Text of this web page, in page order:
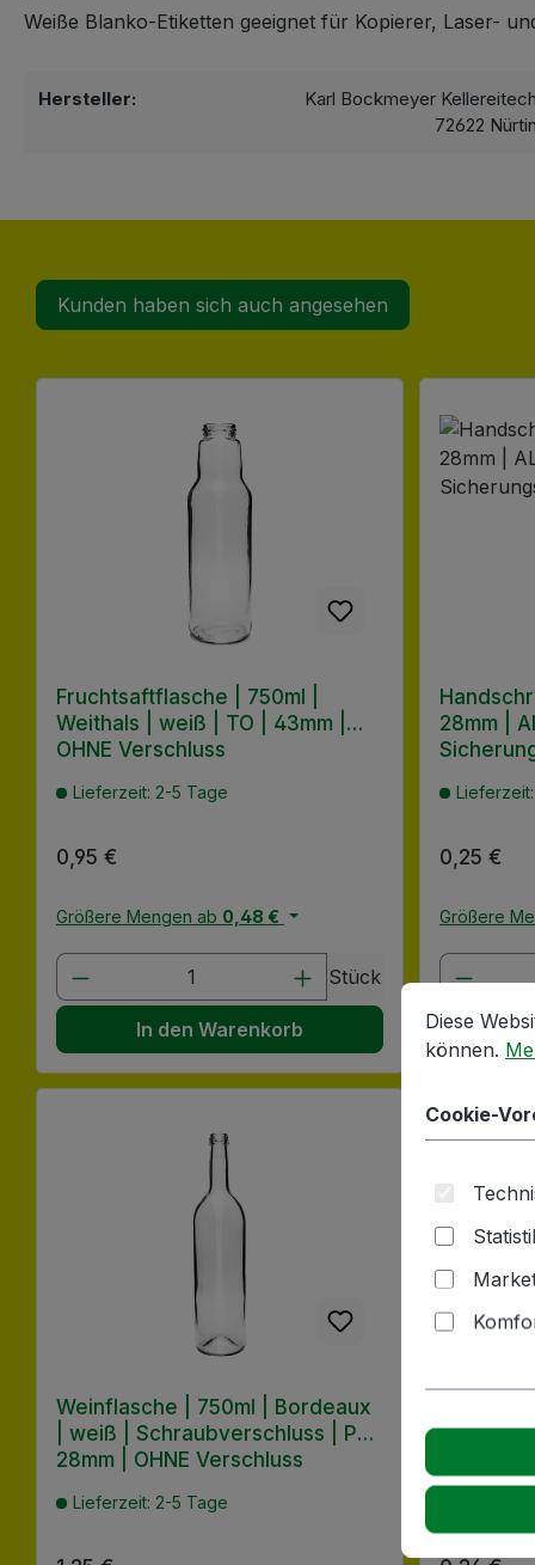
Weiße Blanko-Etiketten geeignet für Kopierer, Laser-
Hersteller:
Karl Bockmeyer
72622
Kunden haben sich auch angesehen
Produktgalerie überspringen
Fruchtsaftflasche | 750ml |
Weithals | weiß | TO | 43mm |
OHNE Verschluss
Lieferzeit: 2-5 Tage
Regulärer Preis:
0,95 €
Größere Mengen ab 0,48 €
Produkt Anzahl: Gib den
Stück
In den Warenkorb
28mm |
Regulärer
0,25 €
Größere
Weinflasche | 750ml | Bordeaux
| weiß | Schraubverschluss | PP |
28mm | OHNE Verschluss
Lieferzeit: 2-5 Tage
28mm |
Cookie-
Diese
Diese
können.
Cookie-